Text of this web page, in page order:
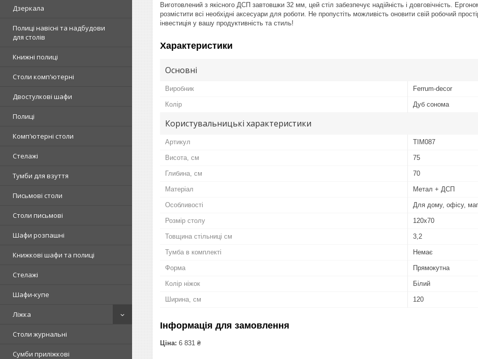
Дзеркала
Полиці навісні та надбудови
для столів
Книжні полиці
Столи комп'ютерні
Двостулкові шафи
Полиці
Комп'ютерні столи
Стелажі
Тумби для взуття
Письмові столи
Столи письмові
Шафи розпашні
Книжкові шафи та полиці
Стелажі
Шафи-купе
Ліжка
Столи журнальні
Сумби приліжкові
Виготовлений з якісного ДСП завтовшки 32 мм, цей стіл забезпечує надійність і довговічність.
розмістити всі необхідні аксесуари для роботи. Не пропустіть можливість оновити свій робочий
інвестиція у вашу продуктивність та стиль!
Характеристики
Основні
Виробник Ferrum-decor
Колір Дуб сонома
Користувальницькі характеристики
Артикул TIM087
Висота, см 75
Глибина, см 70
Матеріал Метал + ДСП
Особливості Для дому, офісу,
Розмір столу 120х70
Товщина стільниці см 3,2
Тумба в комплекті Немає
Форма Прямокутна
Колір ніжок Білий
Ширина, см 120
Інформація для замовлення
Ціна: 6 831 ₴